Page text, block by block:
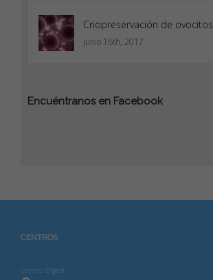
Criopreservación de ovocitos
junio 16th, 2017
Encuéntranos en Facebook
CENTROS
Centro Digest